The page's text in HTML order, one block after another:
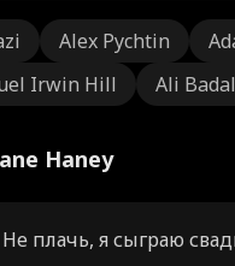
Alex Pychtin
Irwin Hill Ali
Haney
Не плачь, я сыграю